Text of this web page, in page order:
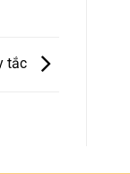
tắc